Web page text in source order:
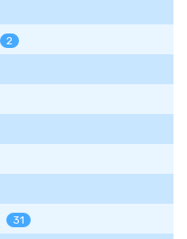
2
31